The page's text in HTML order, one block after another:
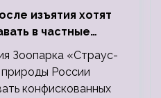
изъятия хотят
в частные
Зоопарка «Страус-
России
конфискованных